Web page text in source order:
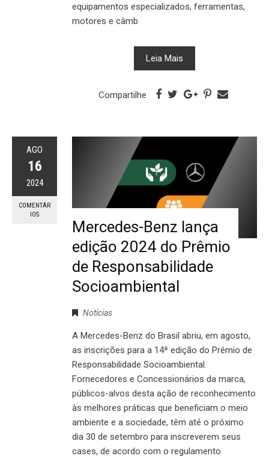
equipamentos especializados, ferramentas,
motores e câmb
Leia Mais
Compartilhe
AGO
16
2024
COMENTÁR
IOS
Mercedes-Benz lança
edição 2024 do Prêmio
de Responsabilidade
Socioambiental
Notícias
A Mercedes-Benz do Brasil abriu, em agosto,
as inscrições para a 14ª edição do Prêmio de
Responsabilidade Socioambiental.
Fornecedores e Concessionários da marca,
públicos-alvos desta ação de reconhecimento
às melhores práticas que beneficiam o meio
ambiente e a sociedade, têm até o próximo
dia 30 de setembro para inscreverem seus
cases, de acordo com o regulamento